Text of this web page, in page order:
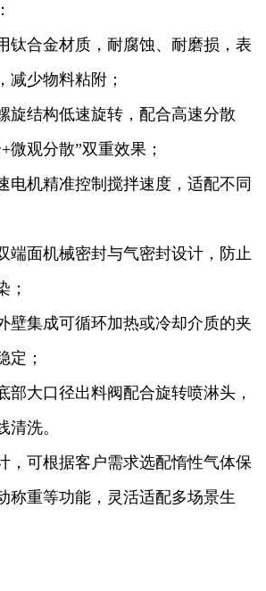
钛合金材质，耐腐蚀、耐磨损，表
减少物料粘附；
旋结构低速旋转，配合高速分散
微观分散”双重效果；
电机精准控制搅拌速度，适配不同
端面机械密封与气密封设计，防止
；
壁集成可循环加热或冷却介质的夹
定；
部大口径出料阀配合旋转喷淋头，
清洗。
，可根据客户需求选配惰性气体保
称重等功能，灵活适配多场景生